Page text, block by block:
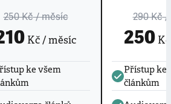
250 Kč/ měsíc
Kč / měsíc
ke všem
290 Kč/
250Kč
Přístup ke
článkům